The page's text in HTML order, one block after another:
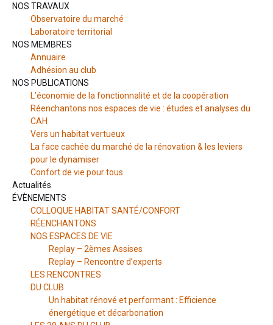
NOS TRAVAUX
Observatoire du marché
Laboratoire territorial
NOS MEMBRES
Annuaire
Adhésion au club
NOS PUBLICATIONS
L’économie de la fonctionnalité et de la coopération
Réenchantons nos espaces de vie : études et analyses du
CAH
Vers un habitat vertueux
La face cachée du marché de la rénovation & les leviers
pour le dynamiser
Confort de vie pour tous
Actualités
ÉVÈNEMENTS
COLLOQUE HABITAT SANTÉ/CONFORT
RÉENCHANTONS
NOS ESPACES DE VIE
Replay – 2èmes Assises
Replay – Rencontre d’experts
LES RENCONTRES
DU CLUB
Un habitat rénové et performant : Efficience
énergétique et décarbonation